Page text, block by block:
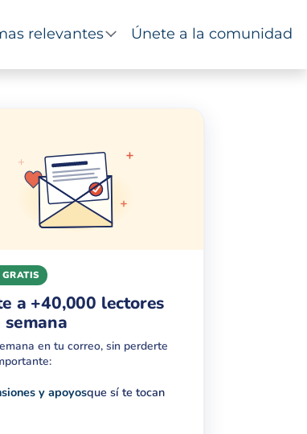
relevantes Únete a la comunidad
a +40,000 lectores
semana
en tu correo, sin perderte
y apoyosque sí te tocan